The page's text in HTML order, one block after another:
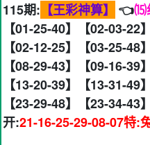
115期: 【王彩神算】 👈⒂
【01-25-40】【02-03-22
【02-12-25】【03-25-48
【08-29-43】【09-16-39
【13-20-39】【13-31-49
【23-29-48】【23-34-43
开:21-16-25-29-08-07特: